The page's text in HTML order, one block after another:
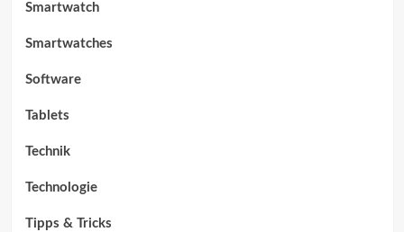
Smartwatch
Smartwatches
Software
Tablets
Technik
Technologie
Tipps & Tricks